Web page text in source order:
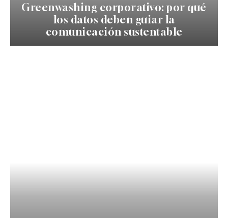
Greenwashing corporativo: por qué
los datos deben guiar la
comunicación sustentable